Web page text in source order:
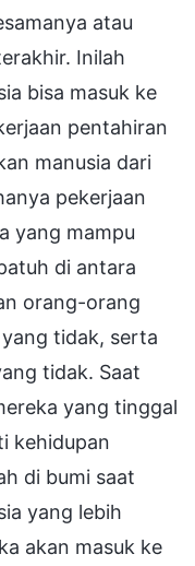
atau
Inilah
bisa masuk ke
pentahiran
manusia dari
pekerjaan
yang mampu
di antara
orang-orang
tidak, serta
tidak. Saat
yang tinggal
kehidupan
di bumi saat
yang lebih
akan masuk ke